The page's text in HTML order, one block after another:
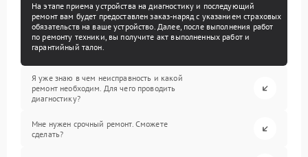
На этапе приема устройства на диагностику и последующий
ремонт вам будет предоставлен заказ-наряд с указанием страховых
обязательств на ваше устройство. Далее, после выполнения работ
по ремонту техники, вы получите акт выполненных работ и
гарантийный талон.
Я уже знаю в чем неисправность и какой
ремонт необходим. Для чего проводить
диагностику?
Мне нужен срочный ремонт. Сможете
сделать?